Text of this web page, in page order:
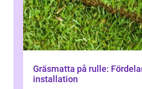
Gräsmatta på rulle:
installation